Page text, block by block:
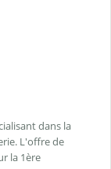
dans la
L'offre de
la 1ère